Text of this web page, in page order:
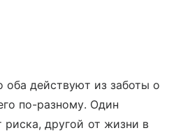
оба действуют из заботы о
по-разному. Один
другой от жизни в